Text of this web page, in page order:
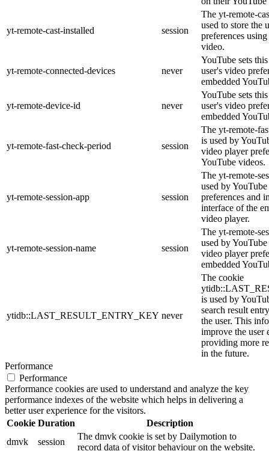
yt-remote-cast-installed session
The yt-remote-
used to store the
preferences
video.
yt-remote-connected-devices never
YouTube sets
user's video
embedded
yt-remote-device-id never
YouTube sets
user's video
embedded
yt-remote-fast-check-period session
The yt-remote-
is used by
video player
YouTube videos.
yt-remote-session-app session
The yt-remote-
used by
preferences and
interface of the
video player.
yt-remote-session-name session
The yt-remote-
used by
video player
embedded
ytidb::LAST_RESULT_ENTRY_KEY never
The cookie
is used by
search result
the user. This
improve the user
providing more
in the future.
Performance
Performance
Performance cookies are used to understand and analyze the key
performance indexes of the website which helps in delivering a
better user experience for the visitors.
Cookie Duration
Description
dmvk
session
The dmvk cookie is set by Dailymotion to
record data of visitor behaviour on the website.